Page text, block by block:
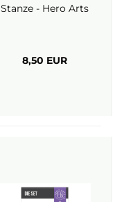
Stanze - Hero Arts
8,50 EUR